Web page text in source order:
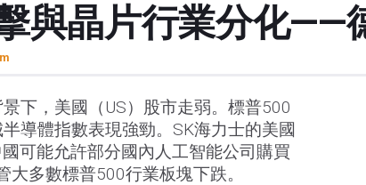
與晶片行業分化——
下，美國（US）股市走弱。標普500
導體指數表現強勁。SK海力士的美國
可能允許部分國內人工智能公司購買
多數標普500行業板塊下跌。